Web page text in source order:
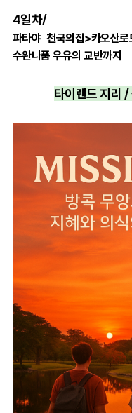
4일차/
파타야 천국의집>카오산
수완나품 우유의 교반까지
타이랜드 지리